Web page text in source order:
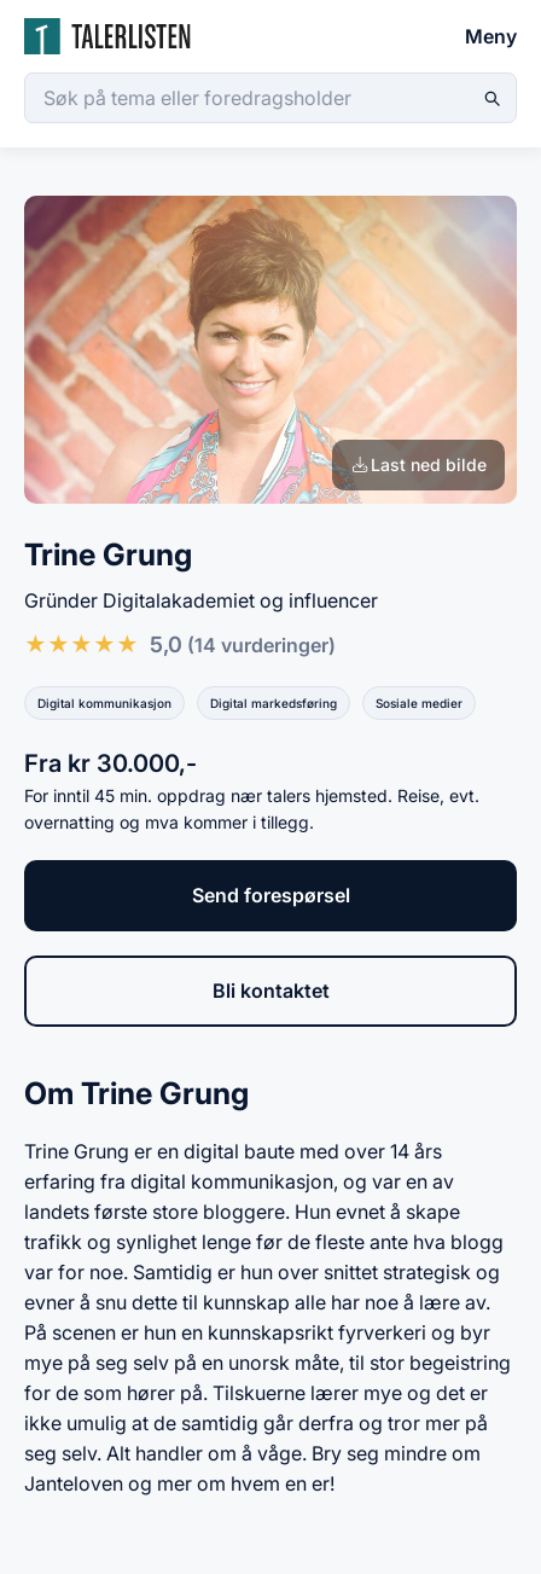
Meny
Last ned bilde
Trine Grung
Gründer Digitalakademiet og influencer
★★★★★ 5,0 (14 vurderinger)
Digital kommunikasjon Digital markedsføring Sosiale medier
Fra kr 30.000,-
For inntil 45 min. oppdrag nær talers hjemsted. Reise, evt.
overnatting og mva kommer i tillegg.
Send forespørsel
Bli kontaktet
Om Trine Grung
Trine Grung er en digital baute med over 14 års
erfaring fra digital kommunikasjon, og var en av
landets første store bloggere. Hun evnet å skape
trafikk og synlighet lenge før de fleste ante hva blogg
var for noe. Samtidig er hun over snittet strategisk og
evner å snu dette til kunnskap alle har noe å lære av.
På scenen er hun en kunnskapsrikt fyrverkeri og byr
mye på seg selv på en unorsk måte, til stor begeistring
for de som hører på. Tilskuerne lærer mye og det er
ikke umulig at de samtidig går derfra og tror mer på
seg selv. Alt handler om å våge. Bry seg mindre om
Janteloven og mer om hvem en er!